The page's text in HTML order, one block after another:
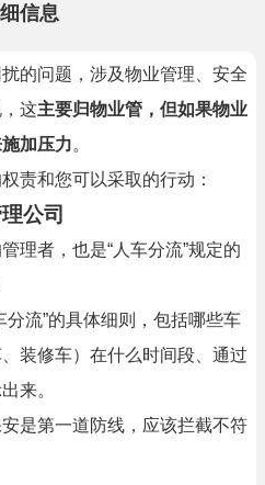
信息
的问题，涉及物业管理、安全
这主要归物业管，但如果物业
加压力。
责和您可以采取的行动：
公司
理者，也是“人车分流”规定的
分流”的具体细则，包括哪些车
装修车）在什么时间段、通过
来。
安是第一道防线，应该拦截不符